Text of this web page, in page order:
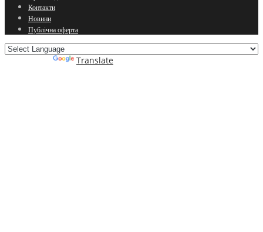
Контакти
Новини
Публічна оферта
Translate